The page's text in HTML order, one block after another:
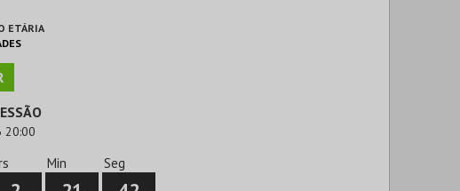
ETÁRIA
20:00
Min Seg